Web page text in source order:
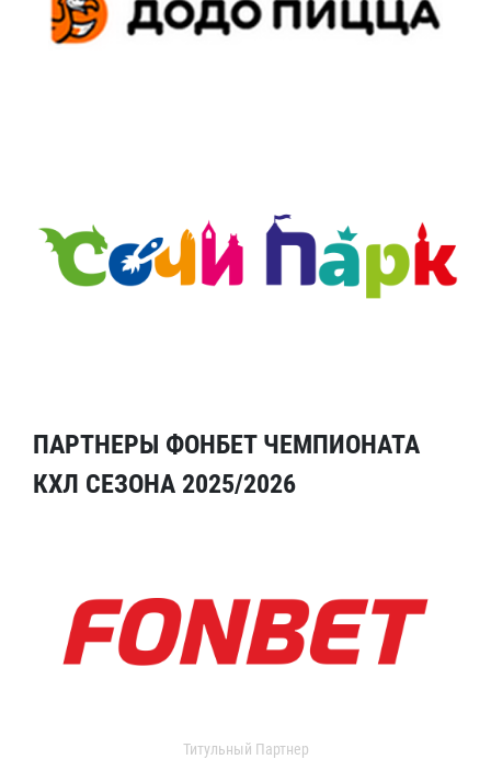
ПАРТНЕРЫ ФОНБЕТ ЧЕМПИОНАТА
КХЛ СЕЗОНА 2025/2026
Титульный Партнер